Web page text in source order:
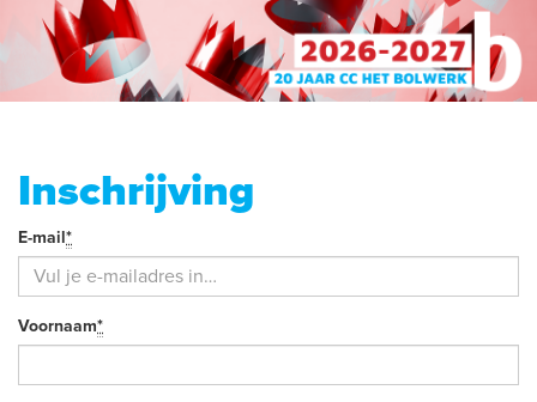
Inschrijving
Je
e-
mail
E-mail*
Verplicht
veld
Je
Voornaam*
Verplicht